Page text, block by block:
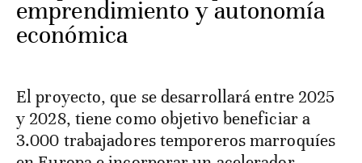
emprendimiento y autonomía
económica
El proyecto, que se desarrollará entre 2025
y 2028, tiene como objetivo beneficiar a
3.000 trabajadores temporeros marroquíes